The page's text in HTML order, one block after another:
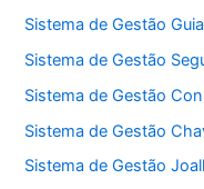
Sistema de Gestão
Sistema de Gestão
Sistema de Gestão
Sistema de Gestão
Sistema de Gestão